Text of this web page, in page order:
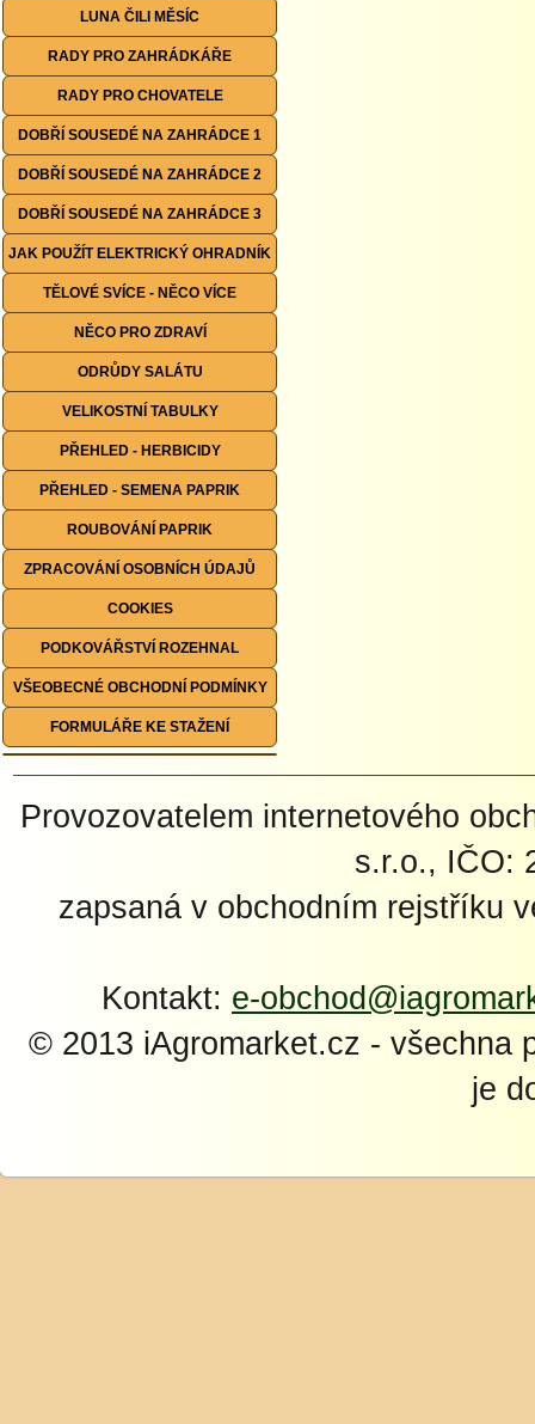
LUNA ČILI MĚSÍC
RADY PRO ZAHRÁDKÁŘE
RADY PRO CHOVATELE
DOBŘÍ SOUSEDÉ NA ZAHRÁDCE 1
DOBŘÍ SOUSEDÉ NA ZAHRÁDCE 2
DOBŘÍ SOUSEDÉ NA ZAHRÁDCE 3
JAK POUŽÍT ELEKTRICKÝ OHRADNÍK
TĚLOVÉ SVÍCE - NĚCO VÍCE
NĚCO PRO ZDRAVÍ
ODRŮDY SALÁTU
VELIKOSTNÍ TABULKY
PŘEHLED - HERBICIDY
PŘEHLED - SEMENA PAPRIK
ROUBOVÁNÍ PAPRIK
ZPRACOVÁNÍ OSOBNÍCH ÚDAJŮ
COOKIES
PODKOVÁŘSTVÍ ROZEHNAL
VŠEOBECNÉ OBCHODNÍ PODMÍNKY
FORMULÁŘE KE STAŽENÍ
Provozovatelem internetového
s.r.o., IČO:
zapsaná v obchodním rejstříku
Kontakt: e-
© 2013 iAgromarket.cz - všechna
je